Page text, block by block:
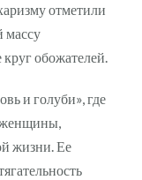
отметили
массу
обожателей.
и голуби», где
женщины,
жизни. Ее